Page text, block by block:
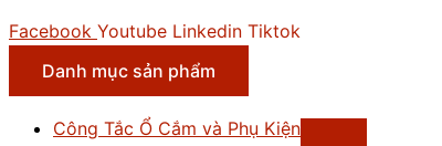
Facebook Youtube Linkedin Tiktok
Danh mục sản phẩm
Công Tắc Ổ Cắm và Phụ Kiện